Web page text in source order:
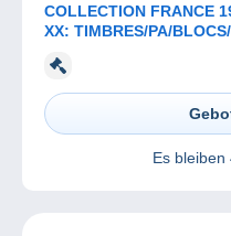
COLLECTION FRANCE 1940-2001 COMPLET NEUF
XX: TIMBRES/PA/BLOCS/SERVICE/
Es bleiben